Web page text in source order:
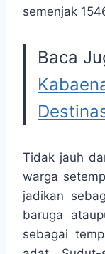
semenjak
Baca
Tidak jauh
warga
jadikan
baruga
sebagai